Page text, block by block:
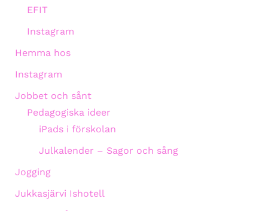
EFIT
Instagram
Hemma hos
Instagram
Jobbet och sånt
Pedagogiska ideer
iPads i förskolan
Julkalender – Sagor och sång
Jogging
Jukkasjärvi Ishotell